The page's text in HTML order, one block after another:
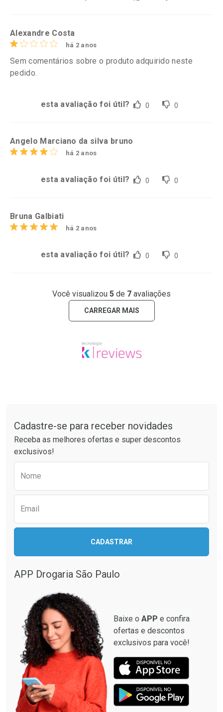
Alexandre Costa
há 2 anos
Sem comentários sobre o produto adquirido neste
pedido.
esta avaliação foi útil? 0 0
Angelo Marciano da silva bruno
há 2 anos
esta avaliação foi útil? 0 0
Bruna Galbiati
há 2 anos
esta avaliação foi útil? 0 0
Você visualizou 5 de 7 avaliações
CARREGAR MAIS
Cadastre-se para receber novidades
Receba as melhores ofertas e super descontos
exclusivos!
Nome
Email
CADASTRAR
APP Drogaria São Paulo
Baixe o APP e confira
ofertas e descontos
exclusivos para você!